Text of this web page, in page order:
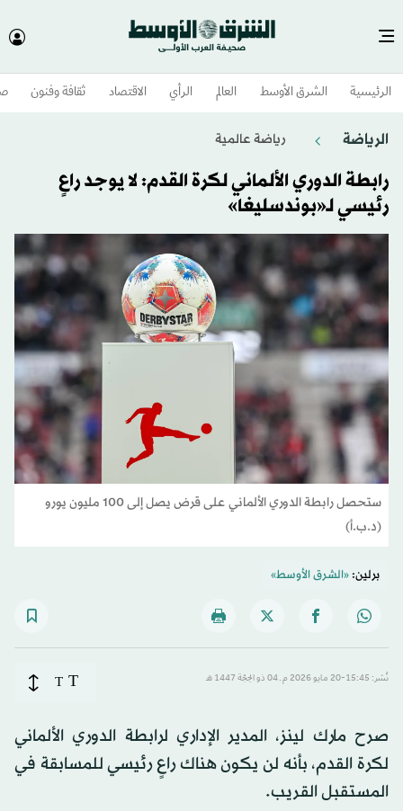
الرئيسية الشرق الأوسط​ العالم الرأي الاقتصاد ثقافة وفنون
الرياضة رياضة عالمية
رابطة الدوري الألماني لكرة القدم: لا يوجد راعٍ
رئيسي لـ«بوندسليغا»
ستحصل رابطة الدوري الألماني على قرض يصل إلى 100 مليون يورو
(د.ب.أ)
برلين:«الشرق الأوسط»
نُشر: 15:45-20 مايو 2026 م ـ 04 ذو الحِجّة 1447 هـ T
T
صرح مارك لينز، المدير الإداري لرابطة الدوري الألماني
لكرة القدم، بأنه لن يكون هناك راعٍ رئيسي للمسابقة في
المستقبل القريب.